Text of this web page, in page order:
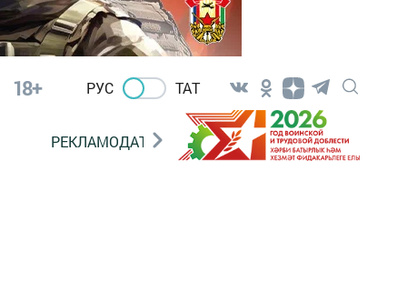
18+ РУС ТАТ
РЕКЛАМОДАТЕЛЯМ